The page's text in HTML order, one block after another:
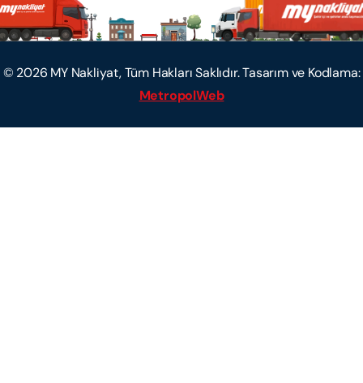
© 2026 MY Nakliyat, Tüm Hakları Saklıdır. Tasarım ve Kodlama:
MetropolWeb